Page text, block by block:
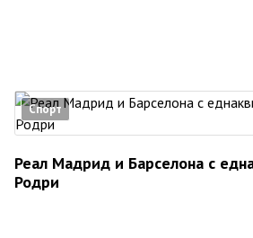
Спорт
Реал Мадрид и Барселона с
Родри